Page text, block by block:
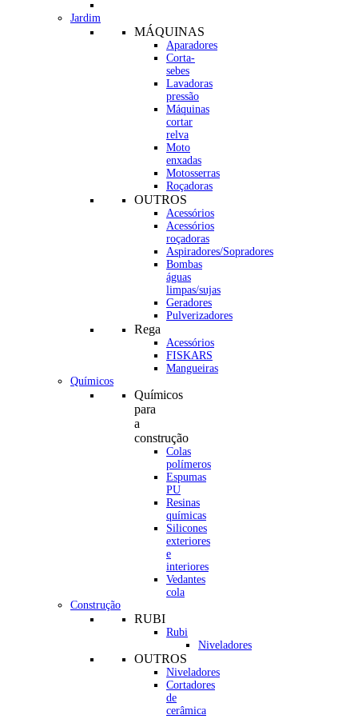
Jardim
MÁQUINAS
Aparadores
Corta-
sebes
Lavadoras
pressão
Máquinas
cortar
relva
Moto
enxadas
Motosserras
Roçadoras
OUTROS
Acessórios
Acessórios
roçadoras
Aspiradores/Sopradores
Bombas
águas
limpas/sujas
Geradores
Pulverizadores
Rega
Acessórios
FISKARS
Mangueiras
Químicos
Químicos
para
a
construção
Colas
polímeros
Espumas
PU
Resinas
químicas
Silicones
exteriores
e
interiores
Vedantes
cola
Construção
RUBI
Rubi
Niveladores
OUTROS
Niveladores
Cortadores
de
cerâmica